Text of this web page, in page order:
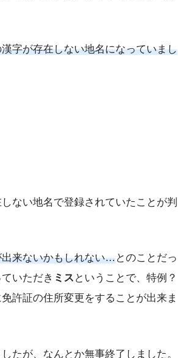
字が存在しない地名になっていまし
ない地名で登録されていたことが判
出来ないかもしれない…とのことだっ
いただき ミス ということで、特例？
許証の住所変更をすることが出来ま
たが、なんとか無事終了しました。